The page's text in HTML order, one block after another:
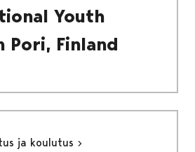
Youth
Pori, Finland
ja koulutus